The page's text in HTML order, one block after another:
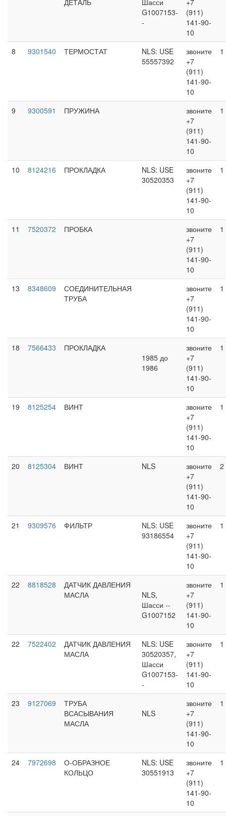
ДЕТАЛЬ
Шасси
G1007153-
-
+7
(911)
141-90-
10
8
9301540 ТЕРМОСТАТ
NLS: USE
55557392
звоните
+7
(911)
141-90-
10
1
9 9300591 ПРУЖИНА
звоните
+7
(911)
141-90-
10
1
10 8124216 ПРОКЛАДКА
NLS: USE
30520353
звоните
+7
(911)
141-90-
10
1
11 7520372 ПРОБКА
звоните
+7
(911)
141-90-
10
1
13 8348609
СОЕДИНИТЕЛЬНАЯ
ТРУБА
звоните
+7
(911)
141-90-
10
1
18 7566433
ПРОКЛАДКА
1985 до
1986
звоните
+7
(911)
141-90-
10
1
19 8125254 ВИНТ
звоните
+7
(911)
141-90-
10
1
20 8125304 ВИНТ NLS
звоните
+7
(911)
141-90-
10
2
21 9309576 ФИЛЬТР
NLS: USE
93186554
звоните
+7
(911)
141-90-
10
1
22 8818528
ДАТЧИК ДАВЛЕНИЯ
МАСЛА
NLS,
Шасси --
G1007152
звоните
+7
(911)
141-90-
10
1
22 7522402
ДАТЧИК ДАВЛЕНИЯ
МАСЛА
NLS: USE
30520357,
Шасси
G1007153-
-
звоните
+7
(911)
141-90-
10
1
23 9127069
ТРУБА
ВСАСЫВАНИЯ
МАСЛА
NLS
звоните
+7
(911)
141-90-
10
1
24 7972698
О-ОБРАЗНОЕ
КОЛЬЦО
NLS: USE
30551913
звоните
+7
(911)
141-90-
10
1